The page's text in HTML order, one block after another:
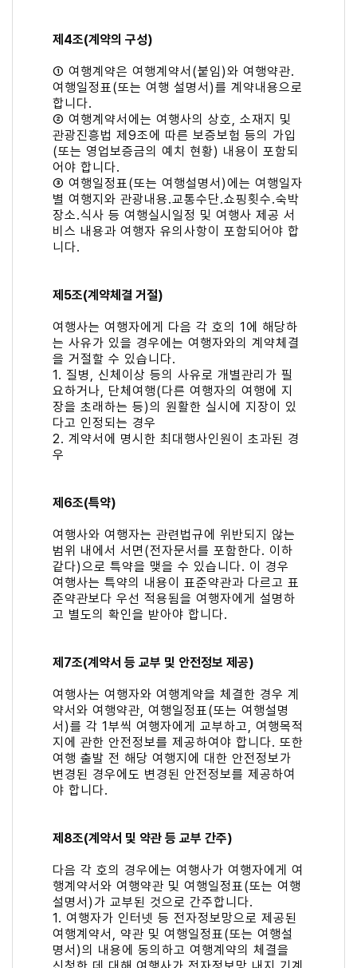
제4조(계약의 구성)
① 여행계약은 여행계약서(붙임)와 여행약관․
여행일정표(또는 여행 설명서)를 계약내용으로
합니다.
② 여행계약서에는 여행사의 상호, 소재지 및
관광진흥법 제9조에 따른 보증보험 등의 가입
(또는 영업보증금의 예치 현황) 내용이 포함되
어야 합니다.
③ 여행일정표(또는 여행설명서)에는 여행일자
별 여행지와 관광내용․교통수단․쇼핑횟수․숙박
장소․식사 등 여행실시일정 및 여행사 제공 서
비스 내용과 여행자 유의사항이 포함되어야 합
니다.
제5조(계약체결 거절)
여행사는 여행자에게 다음 각 호의 1에 해당하
는 사유가 있을 경우에는 여행자와의 계약체결
을 거절할 수 있습니다.
1. 질병, 신체이상 등의 사유로 개별관리가 필
요하거나, 단체여행(다른 여행자의 여행에 지
장을 초래하는 등)의 원활한 실시에 지장이 있
다고 인정되는 경우
2. 계약서에 명시한 최대행사인원이 초과된 경
우
제6조(특약)
여행사와 여행자는 관련법규에 위반되지 않는
범위 내에서 서면(전자문서를 포함한다. 이하
같다)으로 특약을 맺을 수 있습니다. 이 경우
여행사는 특약의 내용이 표준약관과 다르고 표
준약관보다 우선 적용됨을 여행자에게 설명하
고 별도의 확인을 받아야 합니다.
제7조(계약서 등 교부 및 안전정보 제공)
여행사는 여행자와 여행계약을 체결한 경우 계
약서와 여행약관, 여행일정표(또는 여행설명
서)를 각 1부씩 여행자에게 교부하고, 여행목적
지에 관한 안전정보를 제공하여야 합니다. 또한
여행 출발 전 해당 여행지에 대한 안전정보가
변경된 경우에도 변경된 안전정보를 제공하여
야 합니다.
제8조(계약서 및 약관 등 교부 간주)
다음 각 호의 경우에는 여행사가 여행자에게 여
행계약서와 여행약관 및 여행일정표(또는 여행
설명서)가 교부된 것으로 간주합니다.
1. 여행자가 인터넷 등 전자정보망으로 제공된
여행계약서, 약관 및 여행일정표(또는 여행설
명서)의 내용에 동의하고 여행계약의 체결을